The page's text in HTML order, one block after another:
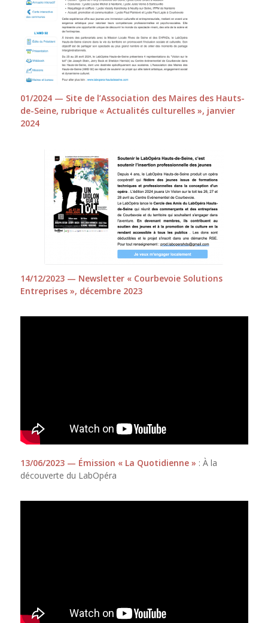
01/2024 — Site de l’Association des Maires des Hauts-
de-Seine, rubrique « Actualités culturelles », janvier
2024
14/12/2023 — Newsletter « Courbevoie Solutions
Entreprises », décembre 2023
13/06/2023 — Émission « La Quotidienne » : À la
découverte du LabOpéra